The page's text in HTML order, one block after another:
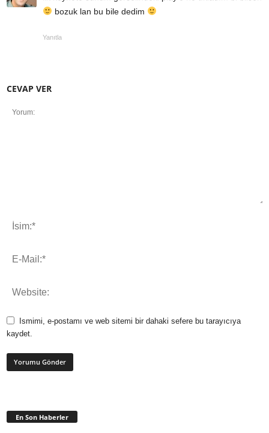
bozuk lan bu bile dedim
Yanıtla
CEVAP VER
Ismimi, e-postamı ve web sitemi bir dahaki sefere bu tarayıcıya
kaydet.
En Son Haberler